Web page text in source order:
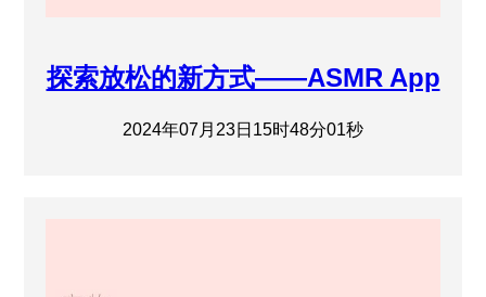
探索放松的新方式——ASMR App
2024年07月23日15时48分01秒